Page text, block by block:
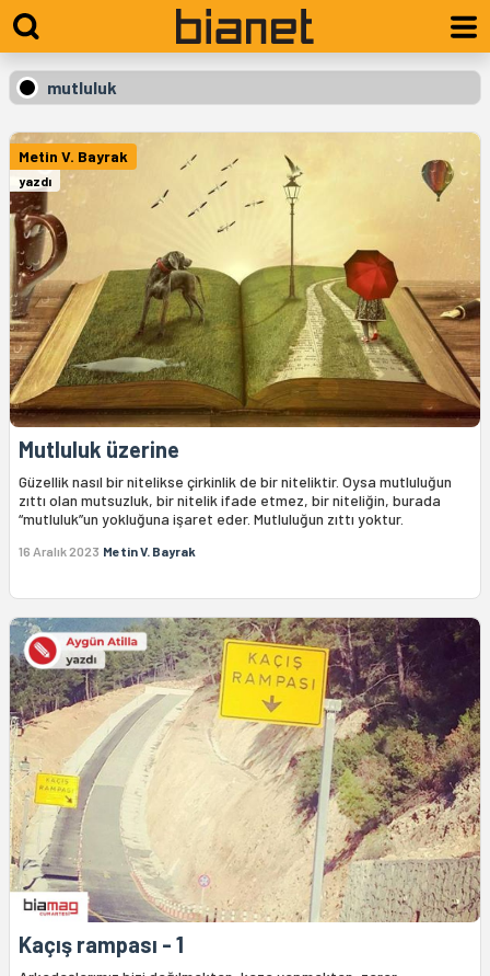
mutluluk
Metin V. Bayrak
yazdı
Mutluluk üzerine
Güzellik nasıl bir nitelikse çirkinlik de bir niteliktir. Oysa mutluluğun
zıttı olan mutsuzluk, bir nitelik ifade etmez, bir niteliğin, burada
“mutluluk”un yokluğuna işaret eder. Mutluluğun zıttı yoktur.
16 Aralık 2023 Metin V. Bayrak
Kaçış rampası - 1